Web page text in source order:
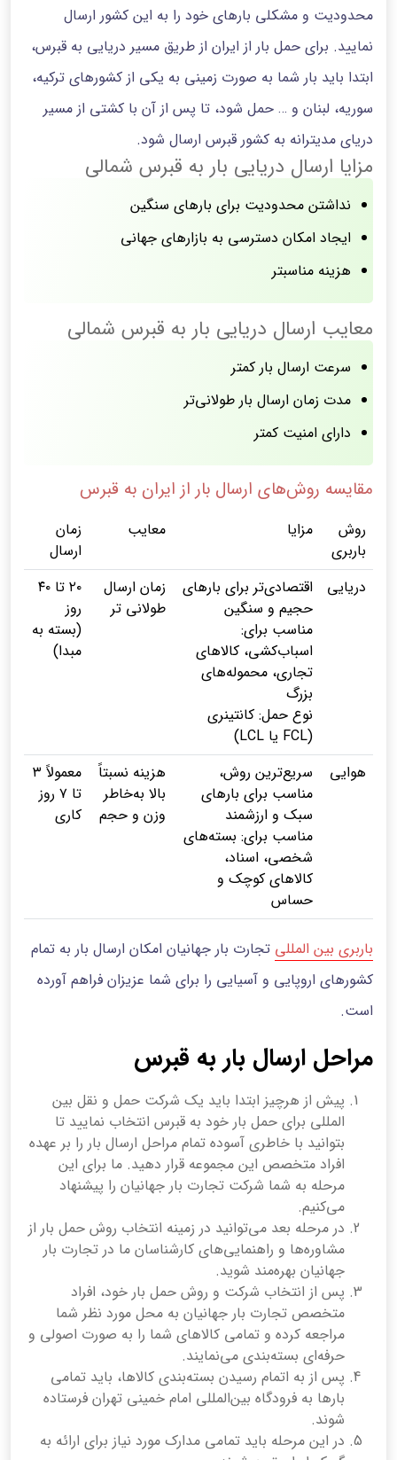
محدودیت و مشکلی بارهای خود را به این کشور ارسال
نمایید. برای حمل بار از ایران از طریق مسیر دریایی به قبرس،
ابتدا باید بار شما به صورت زمینی به یکی از کشورهای ترکیه،
سوریه، لبنان و … حمل شود، تا پس از آن با کشتی از مسیر
دریای مدیترانه به کشور قبرس ارسال شود.
مزایا ارسال دریایی بار به قبرس شمالی
نداشتن محدودیت برای بارهای سنگین
ایجاد امکان دسترسی به بازارهای جهانی
هزینه مناسبتر
معایب ارسال دریایی بار به قبرس شمالی
سرعت ارسال بار کمتر
مدت زمان ارسال بار طولانی‌تر
دارای امنیت کمتر
مقایسه روش‌های ارسال بار از ایران به قبرس
روش
باربری
مزایا معایب
زمان
ارسال
دریایی
اقتصادی‌تر برای بارهای
حجیم و سنگین
مناسب برای:
اسباب‌کشی، کالاهای
تجاری، محموله‌های
بزرگ
نوع حمل: کانتینری
(FCL یا LCL)
زمان ارسال
طولانی تر
۲۰ تا ۴۰
روز
(بسته به
مبدا)
هوایی
سریع‌ترین روش،
مناسب برای بارهای
سبک و ارزشمند
مناسب برای: بسته‌های
شخصی، اسناد،
کالاهای کوچک و
حساس
هزینه نسبتاً
بالا به‌خاطر
وزن و حجم
معمولاً ۳
تا ۷ روز
کاری
باربری بین المللی تجارت بار جهانیان امکان ارسال بار به تمام
کشورهای اروپایی و آسیایی را برای شما عزیزان فراهم آورده
است.
مراحل ارسال بار به قبرس
پیش از هرچیز ابتدا باید یک شرکت حمل و نقل بین
المللی برای حمل بار خود به قبرس انتخاب نمایید تا
بتوانید با خاطری آسوده تمام مراحل ارسال بار را بر عهده
افراد متخصص این مجموعه قرار دهید. ما برای این
مرحله به شما شرکت تجارت بار جهانیان را پیشنهاد
می‌کنیم.
در مرحله بعد می‌توانید در زمینه انتخاب روش حمل بار از
مشاوره‌ها و راهنمایی‌های کارشناسان ما در تجارت بار
جهانیان بهره‌مند شوید.
پس از انتخاب شرکت و روش حمل بار خود، افراد
متخصص تجارت بار جهانیان به محل مورد نظر شما
مراجعه کرده و تمامی کالاهای شما را به صورت اصولی و
حرفه‌ای بسته‌بندی می‌نمایند.
پس از به اتمام رسیدن بسته‌بندی کالاها، باید تمامی
بارها به فرودگاه بین‌المللی امام خمینی تهران فرستاده
شوند.
در این مرحله باید تمامی مدارک مورد نیاز برای ارائه به